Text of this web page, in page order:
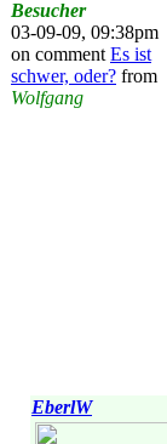
Besucher
03-09-09, 09:38pm
on comment Es ist
schwer, oder? from
Wolfgang
EberlW